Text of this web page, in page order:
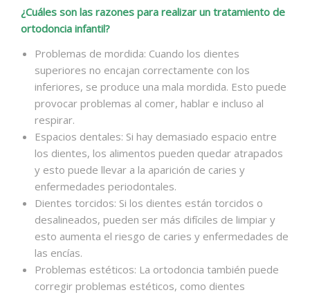
¿Cuáles son las razones para realizar un tratamiento de
ortodoncia infantil?
Problemas de mordida: Cuando los dientes
superiores no encajan correctamente con los
inferiores, se produce una mala mordida. Esto puede
provocar problemas al comer, hablar e incluso al
respirar.
Espacios dentales: Si hay demasiado espacio entre
los dientes, los alimentos pueden quedar atrapados
y esto puede llevar a la aparición de caries y
enfermedades periodontales.
Dientes torcidos: Si los dientes están torcidos o
desalineados, pueden ser más difíciles de limpiar y
esto aumenta el riesgo de caries y enfermedades de
las encías.
Problemas estéticos: La ortodoncia también puede
corregir problemas estéticos, como dientes